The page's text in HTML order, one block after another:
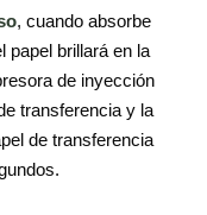
, cuando absorbe
papel brillará en la
de inyección
transferencia y la
de transferencia